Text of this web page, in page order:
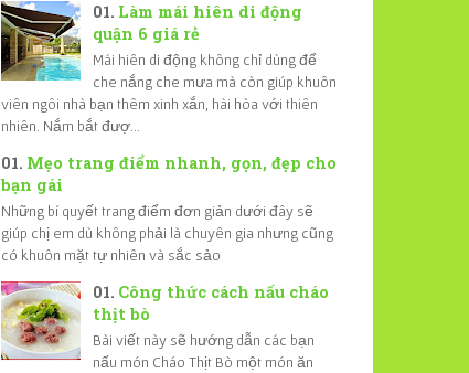
Làm mái hiên di động
quận 6 giá rẻ
Mái hiên di động không chỉ dùng để
che nắng che mưa mà còn giúp khuôn
viên ngôi nhà bạn thêm xinh xắn, hài hòa với thiên
nhiên. Nắm bắt đượ...
Mẹo trang điểm nhanh, gọn, đẹp cho
bạn gái
Những bí quyết trang điểm đơn giản dưới đây sẽ
giúp chị em dù không phải là chuyên gia nhưng cũng
có khuôn mặt tự nhiên và sắc sảo
Công thức cách nấu cháo
thịt bò
Bài viết này sẽ hướng dẫn các bạn
nấu món Cháo Thịt Bò một món ăn